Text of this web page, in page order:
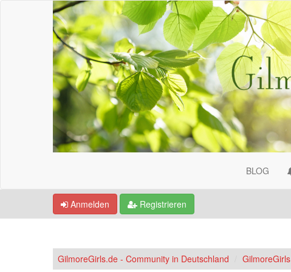
BLOG
Anmelden Registrieren
GilmoreGirls.de - Community in Deutschland GilmoreGirls